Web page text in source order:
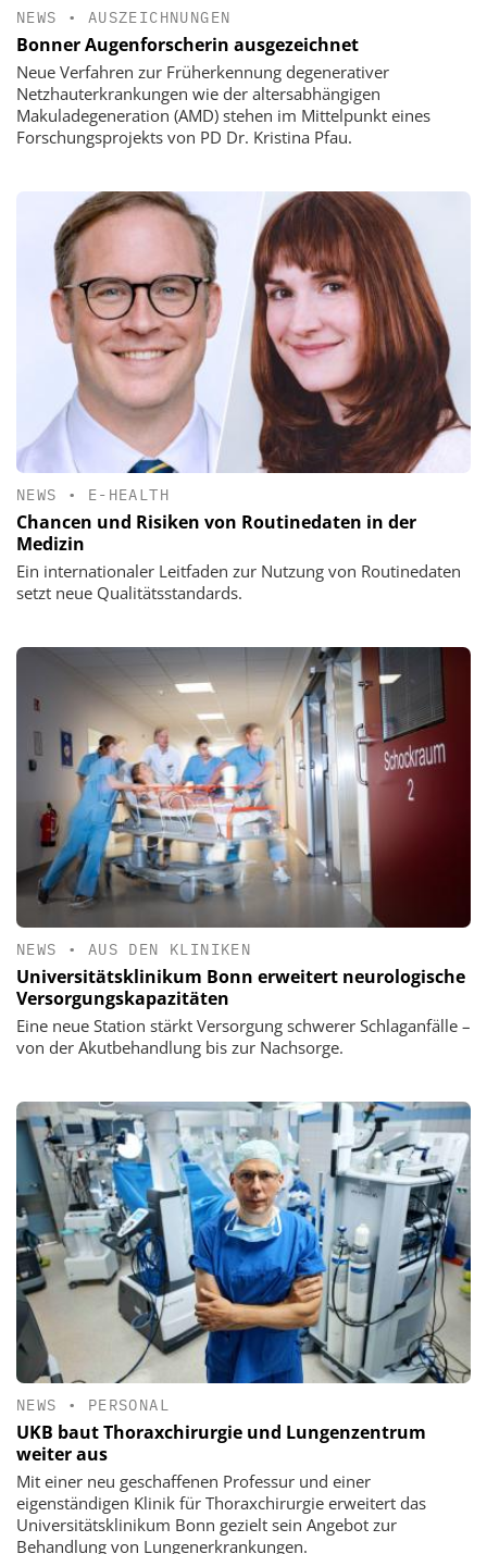
NEWS • AUSZEICHNUNGEN
Bonner Augenforscherin ausgezeichnet
Neue Verfahren zur Früherkennung degenerativer
Netzhauterkrankungen wie der altersabhängigen
Makuladegeneration (AMD) stehen im Mittelpunkt eines
Forschungsprojekts von PD Dr. Kristina Pfau.
NEWS • E-HEALTH
Chancen und Risiken von Routinedaten in der
Medizin
Ein internationaler Leitfaden zur Nutzung von Routinedaten
setzt neue Qualitätsstandards.
NEWS • AUS DEN KLINIKEN
Universitätsklinikum Bonn erweitert neurologische
Versorgungskapazitäten
Eine neue Station stärkt Versorgung schwerer Schlaganfälle –
von der Akutbehandlung bis zur Nachsorge.
NEWS • PERSONAL
UKB baut Thoraxchirurgie und Lungenzentrum
weiter aus
Mit einer neu geschaffenen Professur und einer
eigenständigen Klinik für Thoraxchirurgie erweitert das
Universitätsklinikum Bonn gezielt sein Angebot zur
Behandlung von Lungenerkrankungen.